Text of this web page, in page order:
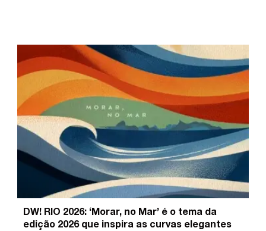
DW! RIO 2026: ‘Morar, no Mar’ é o tema da
edição 2026 que inspira as curvas elegantes